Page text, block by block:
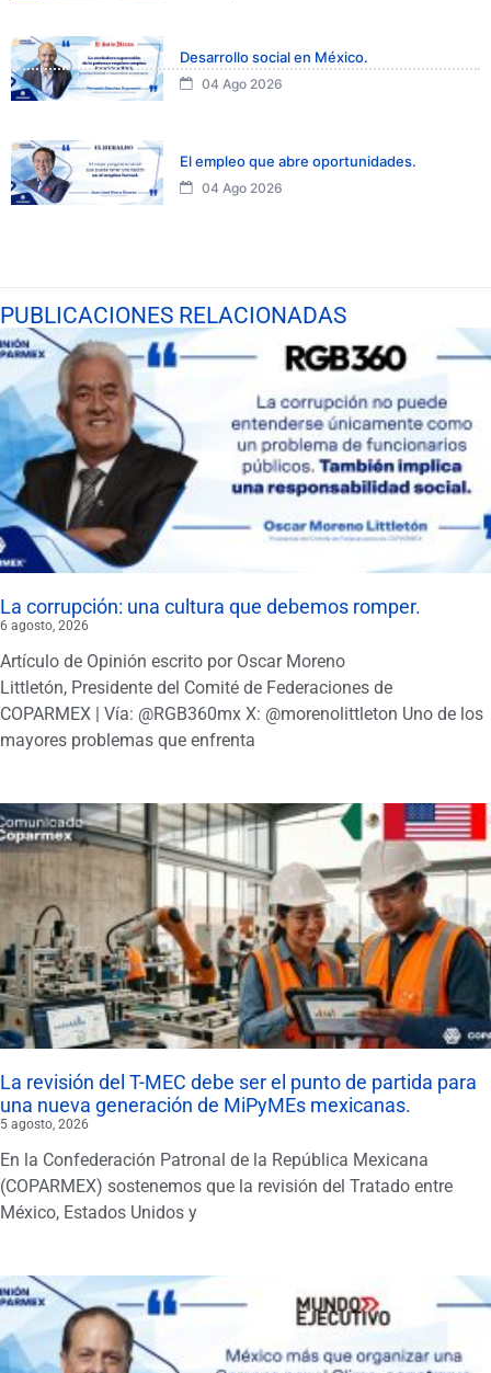
Desarrollo social en México.
04 Ago 2026
El empleo que abre oportunidades.
04 Ago 2026
PUBLICACIONES RELACIONADAS
La corrupción: una cultura que debemos romper.
6 agosto, 2026
Artículo de Opinión escrito por Oscar Moreno
Littletón, Presidente del Comité de Federaciones de
COPARMEX | Vía: @RGB360mx X: @morenolittleton Uno de los
mayores problemas que enfrenta
La revisión del T-MEC debe ser el punto de partida para
una nueva generación de MiPyMEs mexicanas.
5 agosto, 2026
En la Confederación Patronal de la República Mexicana
(COPARMEX) sostenemos que la revisión del Tratado entre
México, Estados Unidos y